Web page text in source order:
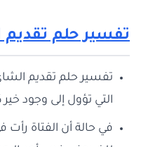
تفسير حلم
تفسير حلم تقديم
التي تؤول إلى وجود خير
في حالة أن الفتاة رأت